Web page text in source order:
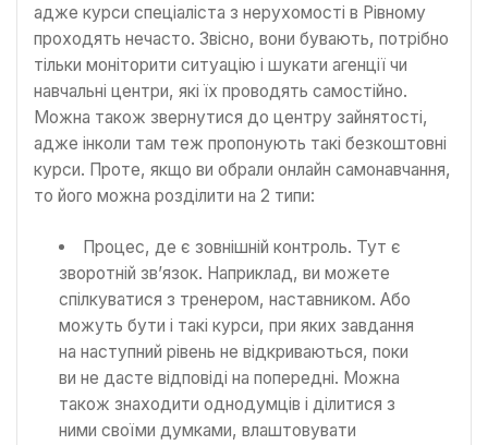
адже курси спеціаліста з нерухомості в Рівному
проходять нечасто. Звісно, вони бувають, потрібно
тільки моніторити ситуацію і шукати агенції чи
навчальні центри, які їх проводять самостійно.
Можна також звернутися до центру зайнятості,
адже інколи там теж пропонують такі безкоштовні
курси. Проте, якщо ви обрали онлайн самонавчання,
то його можна розділити на 2 типи:
Процес, де є зовнішній контроль. Тут є
зворотній зв’язок. Наприклад, ви можете
спілкуватися з тренером, наставником. Або
можуть бути і такі курси, при яких завдання
на наступний рівень не відкриваються, поки
ви не дасте відповіді на попередні. Можна
також знаходити однодумців і ділитися з
ними своїми думками, влаштовувати